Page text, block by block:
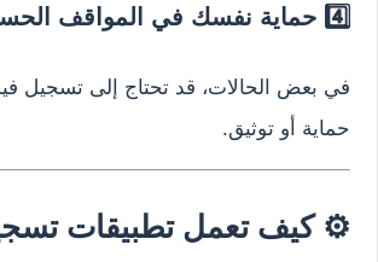
4️⃣ حماية نفسك في المواقف الحساسة
في بعض الحالات، قد تحتاج إلى تسجيل
حماية أو توثيق.
⚙️ كيف تعمل تطبيقات